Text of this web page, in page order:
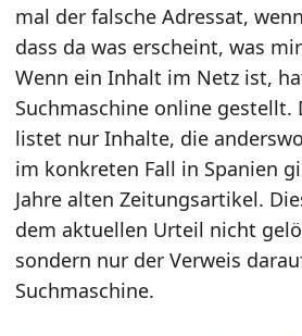
mal der falsche Adressat,
dass da was erscheint, was
Wenn ein Inhalt im Netz ist,
Suchmaschine online gestellt.
listet nur Inhalte, die
im konkreten Fall in Spanien
Jahre alten Zeitungsartikel.
dem aktuellen Urteil nicht
sondern nur der Verweis
Suchmaschine.